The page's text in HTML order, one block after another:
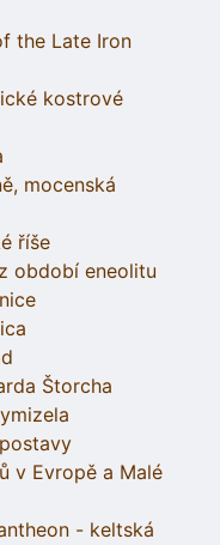
the Late Iron
kostrové
mocenská
říše
období eneolitu
Štorcha
v Evropě a Malé
- keltská